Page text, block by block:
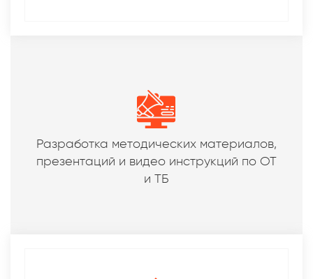
Разработка методических материалов,
презентаций и видео инструкций по ОТ
и ТБ